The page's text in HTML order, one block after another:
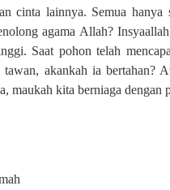
cinta lainnya. Semua
agama Allah?
Saat pohon telah
akankah ia bertahan?
maukah kita berniaga